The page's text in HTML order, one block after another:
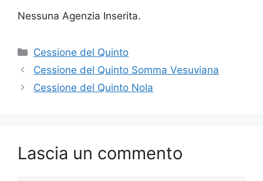
Nessuna Agenzia Inserita.
Categorie
Cessione del Quinto
Cessione del Quinto Somma Vesuviana
Cessione del Quinto Nola
Lascia un commento